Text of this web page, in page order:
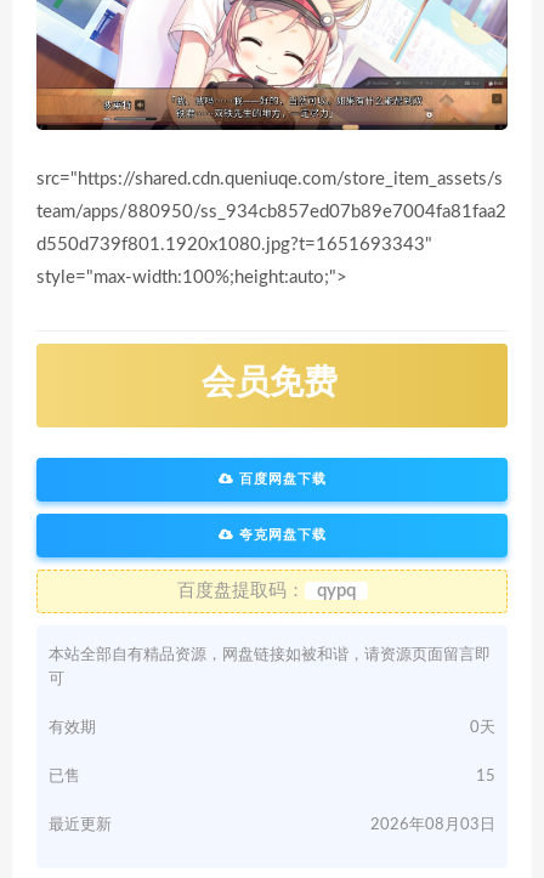
src="https://shared.cdn.queniuqe.com/store_item_assets/s
team/apps/880950/ss_934cb857ed07b89e7004fa81faa2
d550d739f801.1920x1080.jpg?t=1651693343"
style="max-width:100%;height:auto;">
会员免费
百度网盘下载
夸克网盘下载
百度盘提取码： qypq
本站全部自有精品资源，网盘链接如被和谐，请资源页面留言即
可
有效期 0天
已售 15
最近更新 2026年08月03日